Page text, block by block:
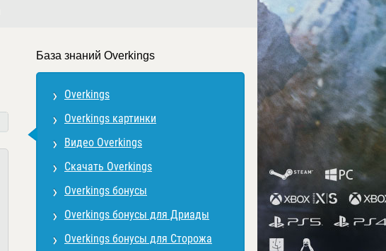
База знаний Overkings
Overkings
Overkings картинки
Видео Overkings
Скачать Overkings
Overkings бонусы
Overkings бонусы для Дриады
Overkings бонусы для Сторожа